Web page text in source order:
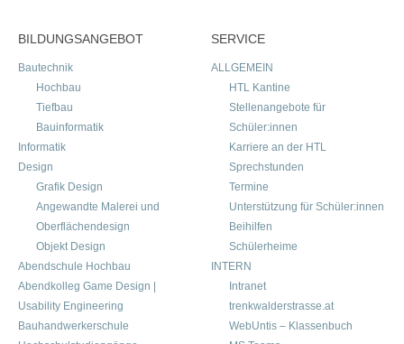
BILDUNGSANGEBOT
Bautechnik
Hochbau
Tiefbau
Bauinformatik
Informatik
Design
Grafik Design
Angewandte Malerei und
Oberflächendesign
Objekt Design
Abendschule Hochbau
Abendkolleg Game Design |
Usability Engineering
Bauhandwerkerschule
SERVICE
ALLGEMEIN
HTL Kantine
Stellenangebote für
Schüler:innen
Karriere an der HTL
Sprechstunden
Termine
Unterstützung für Schüler:innen
Beihilfen
Schülerheime
INTERN
Intranet
trenkwalderstrasse.at
WebUntis – Klassenbuch